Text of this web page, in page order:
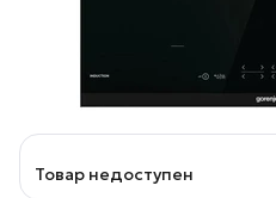
Товар недоступен